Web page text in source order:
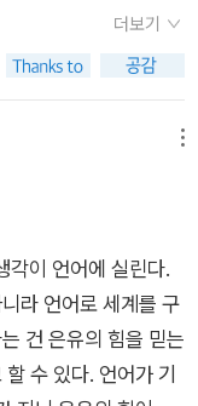
장이지 과장 대우는
않아 이런 꼼수를 부
생각이 든다.
구의 것도 아닌 오롯
글을 쓰고 싶은 사
보다는 구분하지 않고
을 읽으면 독후감도
글 등 부딪치는 대
선은 쓰는 것에 치중
잘 써지는 것으로 발
신을 갖게 하는 작가
시 주축이 되는 것은
마지막 장까지 글쓰
이었다. 자신을 헌신
묻어나는 글을 읽으
명이라고 비유했던 글
애정, 그 들의 글을
을 쓰는건 그들의 운
는 정치적 색이 묻어
무개님과 이 아무개
시스도 느꼈던것 같
나의 치매 기준이란
같은 책을 2권사는거
더보기
이 언어에 실린다.
라 언어로 세계를 구
건 은유의 힘을 믿는
수 있다. 언어가 기